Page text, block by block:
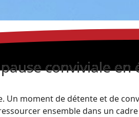
conviviale
moment de détente et de
ensemble dans un